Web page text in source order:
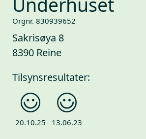
Orgnr. 830939652
Sakrisøya 8
8390 Reine
Tilsynsresultater:
20.10.25 13.06.23